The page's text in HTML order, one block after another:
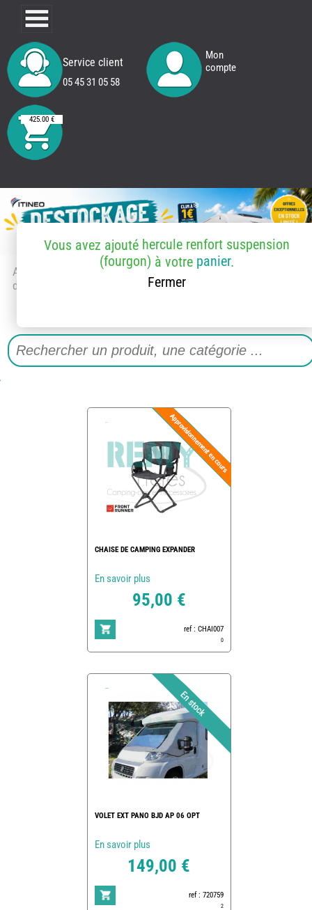
Service client
05 45 31 05 58
Mon
compte
425.00 €
Accueil
> Accessoires et pièces
détachées
Vous avez ajouté hercule renfort suspension
(fourgon) à votre panier.
Fermer
CHAISE DE CAMPING EXPANDER
En savoir plus
95,00 €
ref : CHAI007
0
VOLET EXT PANO BJD AP 06 OPT
En savoir plus
149,00 €
ref : 720759
2